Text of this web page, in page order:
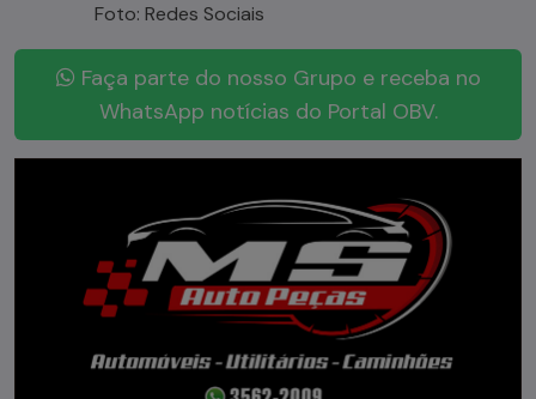
Foto: Redes Sociais
Faça parte do nosso Grupo e receba no
WhatsApp notícias do Portal OBV.